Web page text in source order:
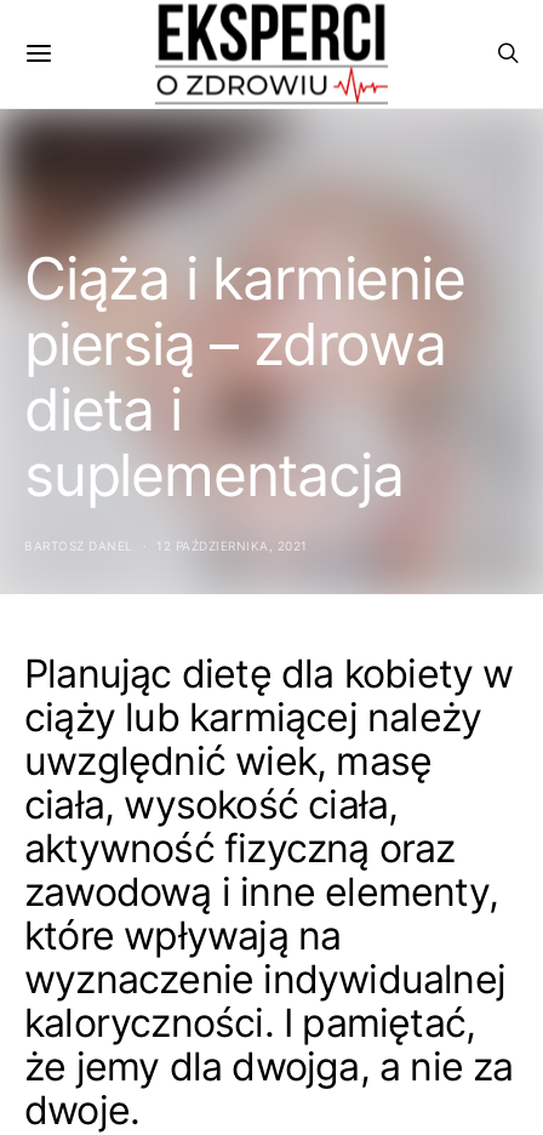
Ciąża i karmienie
piersią – zdrowa
dieta i
suplementacja
BARTOSZ DANEL 12 PAŹDZIERNIKA, 2021
Planując dietę dla kobiety w
ciąży lub karmiącej należy
uwzględnić wiek, masę
ciała, wysokość ciała,
aktywność fizyczną oraz
zawodową i inne elementy,
które wpływają na
wyznaczenie indywidualnej
kaloryczności. I pamiętać,
że jemy dla dwojga, a nie za
dwoje.